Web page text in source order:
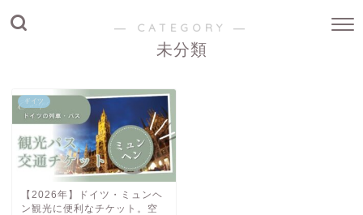
― CATEGORY ―
未分類
ドイツ
【2026年】ドイツ・ミュンヘ
ン観光に便利なチケット。空